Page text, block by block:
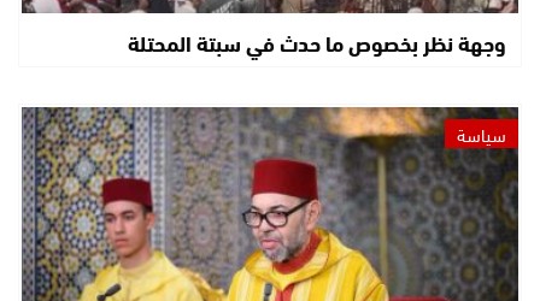
وجهة نظر بخصوص ما حدث في سبتة المحتلة
سياسة